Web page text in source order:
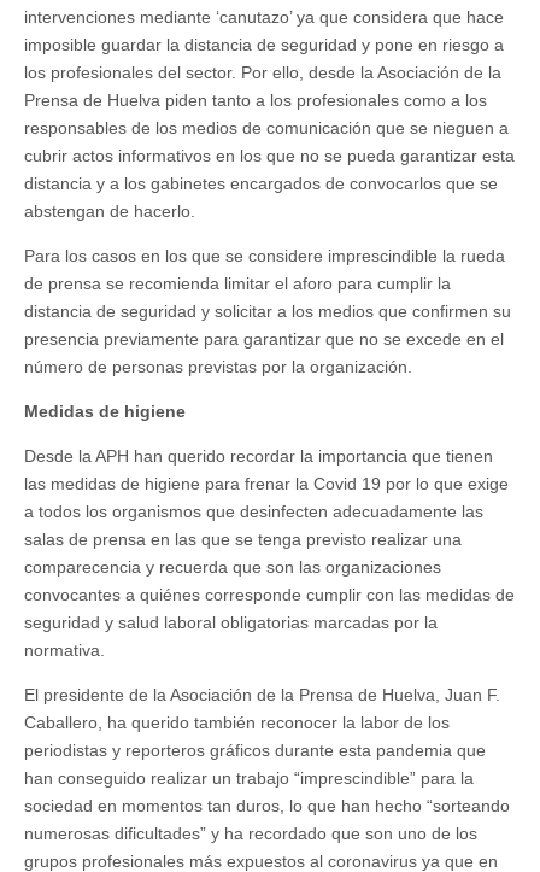
intervenciones mediante ‘canutazo’ ya que considera que hace
imposible guardar la distancia de seguridad y pone en riesgo a
los profesionales del sector. Por ello, desde la Asociación de la
Prensa de Huelva piden tanto a los profesionales como a los
responsables de los medios de comunicación que se nieguen a
cubrir actos informativos en los que no se pueda garantizar esta
distancia y a los gabinetes encargados de convocarlos que se
abstengan de hacerlo.
Para los casos en los que se considere imprescindible la rueda
de prensa se recomienda limitar el aforo para cumplir la
distancia de seguridad y solicitar a los medios que confirmen su
presencia previamente para garantizar que no se excede en el
número de personas previstas por la organización.
Medidas de higiene
Desde la APH han querido recordar la importancia que tienen
las medidas de higiene para frenar la Covid 19 por lo que exige
a todos los organismos que desinfecten adecuadamente las
salas de prensa en las que se tenga previsto realizar una
comparecencia y recuerda que son las organizaciones
convocantes a quiénes corresponde cumplir con las medidas de
seguridad y salud laboral obligatorias marcadas por la
normativa.
El presidente de la Asociación de la Prensa de Huelva, Juan F.
Caballero, ha querido también reconocer la labor de los
periodistas y reporteros gráficos durante esta pandemia que
han conseguido realizar un trabajo “imprescindible” para la
sociedad en momentos tan duros, lo que han hecho “sorteando
numerosas dificultades” y ha recordado que son uno de los
grupos profesionales más expuestos al coronavirus ya que en